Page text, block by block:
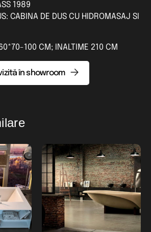
1989
CABINA DE DUS CU HIDROMASAJ SI
100 CM; INALTIME 210 CM
în showroom